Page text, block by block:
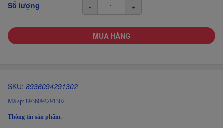
Số lượng - +
MUA HÀNG
SKU: 8936094291302
Mã sp: 8936094291302
Thông tin sản phẩm.